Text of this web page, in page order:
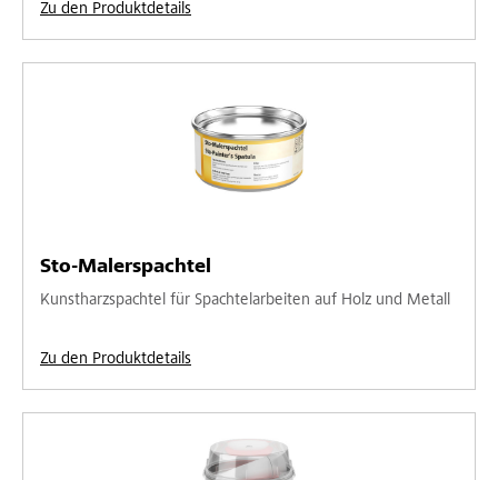
Zu den Produktdetails
Sto-Malerspachtel
Kunstharzspachtel für Spachtelarbeiten auf Holz und Metall
Zu den Produktdetails